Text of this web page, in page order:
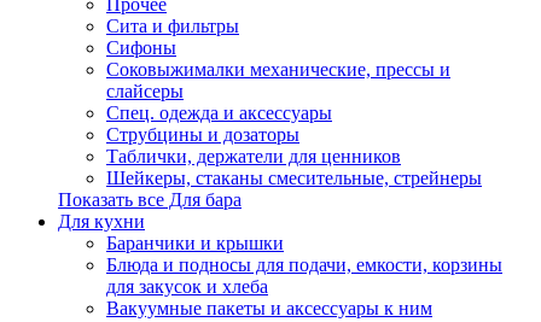
Прочее
Сита и фильтры
Сифоны
Соковыжималки механические, прессы и
слайсеры
Спец. одежда и аксессуары
Струбцины и дозаторы
Таблички, держатели для ценников
Шейкеры, стаканы смесительные, стрейнеры
Показать все Для бара
Для кухни
Баранчики и крышки
Блюда и подносы для подачи, емкости, корзины
для закусок и хлеба
Вакуумные пакеты и аксессуары к ним